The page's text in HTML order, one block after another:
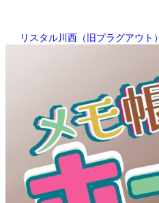
リスタル川西（旧プラグアウト）